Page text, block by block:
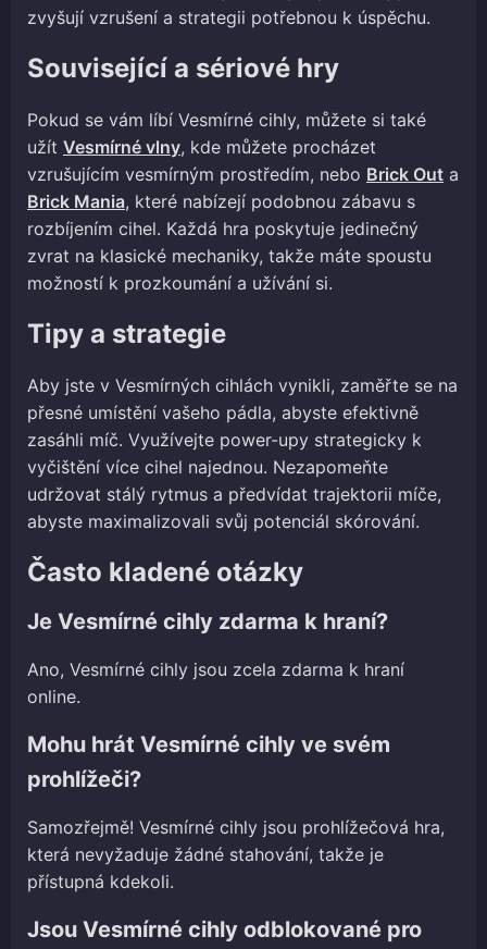
zvyšují vzrušení a strategii potřebnou k úspěchu.
Související a sériové hry
Pokud se vám líbí Vesmírné cihly, můžete si také
užít Vesmírné vlny, kde můžete procházet
vzrušujícím vesmírným prostředím, nebo Brick Out a
Brick Mania, které nabízejí podobnou zábavu s
rozbíjením cihel. Každá hra poskytuje jedinečný
zvrat na klasické mechaniky, takže máte spoustu
možností k prozkoumání a užívání si.
Tipy a strategie
Aby jste v Vesmírných cihlách vynikli, zaměřte se na
přesné umístění vašeho pádla, abyste efektivně
zasáhli míč. Využívejte power-upy strategicky k
vyčištění více cihel najednou. Nezapomeňte
udržovat stálý rytmus a předvídat trajektorii míče,
abyste maximalizovali svůj potenciál skórování.
Často kladené otázky
Je Vesmírné cihly zdarma k hraní?
Ano, Vesmírné cihly jsou zcela zdarma k hraní
online.
Mohu hrát Vesmírné cihly ve svém
prohlížeči?
Samozřejmě! Vesmírné cihly jsou prohlížečová hra,
která nevyžaduje žádné stahování, takže je
přístupná kdekoli.
Jsou Vesmírné cihly odblokované pro